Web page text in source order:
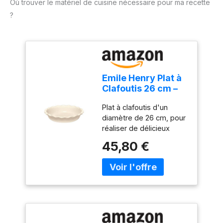
Où trouver le matériel de cuisine nécessaire pour ma recette
?
Emile Henry Plat à
Clafoutis 26 cm –
Résistance Beige
Argile – Cuisson
Moelleuse et Dorée
– Fabriqué en
France
Plat à clafoutis d'un
diamètre de 26 cm, pour
réaliser de délicieux
apple-pie, gâteau aux
pommes et au pain
d'épice… Grâce à son
couper directement
dedans, sans craindre de
45,80 €